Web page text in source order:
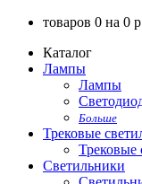
товаров 0 на 0 p
Каталог
Лампы
Лампы
Больше
Трековые
Трековые
Светильники